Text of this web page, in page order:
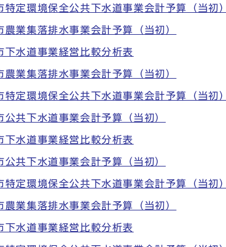
定環境保全公共下水道事業会計予算（当初）
業集落排水事業会計予算（当初）
下水道事業経営比較分析表
業集落排水事業会計予算（当初）
定環境保全公共下水道事業会計予算（当初）
共下水道事業会計予算（当初）
下水道事業経営比較分析表
共下水道事業会計予算（当初）
定環境保全公共下水道事業会計予算（当初）
業集落排水事業会計予算（当初）
下水道事業経営比較分析表